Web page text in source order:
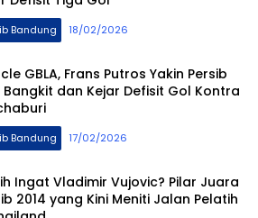
Bandung 18/02/2026
GBLA, Frans Putros Yakin Persib
Bangkit dan Kejar Defisit Gol Kontra
Bandung 17/02/2026
Ingat Vladimir Vujovic? Pilar Juara
2014 yang Kini Meniti Jalan Pelatih